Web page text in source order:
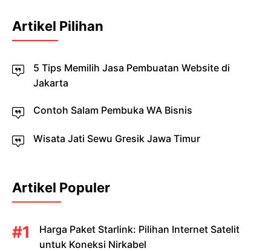
Artikel Pilihan
5 Tips Memilih Jasa Pembuatan Website di
Jakarta
Contoh Salam Pembuka WA Bisnis
Wisata Jati Sewu Gresik Jawa Timur
Artikel Populer
Harga Paket Starlink: Pilihan Internet Satelit
untuk Koneksi Nirkabel